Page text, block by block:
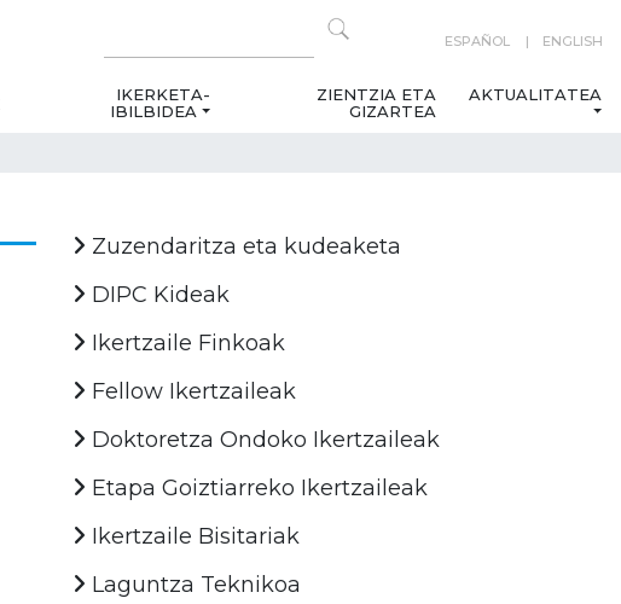
ESPAÑOL ENGLISH
IKERKETA-
IBILBIDEA
ZIENTZIA ETA
GIZARTEA
AKTUALITATEA
Zuzendaritza eta kudeaketa
DIPC Kideak
Ikertzaile Finkoak
Fellow Ikertzaileak
Doktoretza Ondoko Ikertzaileak
Etapa Goiztiarreko Ikertzaileak
Ikertzaile Bisitariak
Laguntza Teknikoa